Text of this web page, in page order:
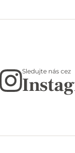
Sledujte nás cez